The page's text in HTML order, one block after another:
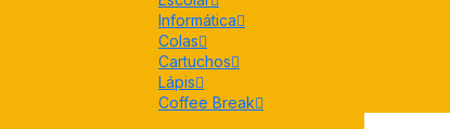
Informática
Colas
Cartuchos
Lápis
Coffee Break